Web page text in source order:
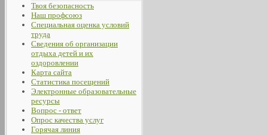
Твоя безопасность
Наш профсоюз
Специальная оценка условий
труда
Сведения об организации
отдыха детей и их
оздоровлении
Карта сайта
Статистика посещений
Электронные образовательные
ресурсы
Вопрос - ответ
Опрос качества услуг
Горячая линия